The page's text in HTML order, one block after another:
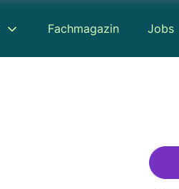
Fachmagazin Jobs